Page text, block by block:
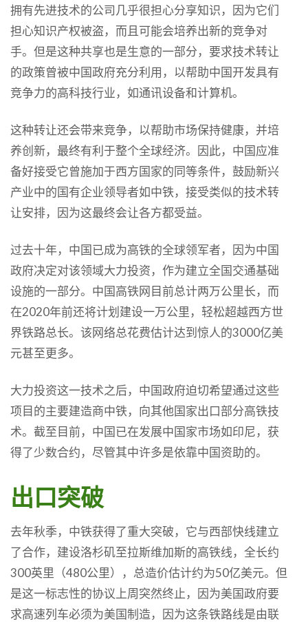
拥有先进技术的公司几乎很担心分享知识，因为它们
担心知识产权被盗，而且可能会培养出新的竞争对
手。但是这种共享也是生意的一部分，要求技术转让
的政策曾被中国政府充分利用，以帮助中国开发具有
竞争力的高科技行业，如通讯设备和计算机。
这种转让还会带来竞争，以帮助市场保持健康，并培
养创新，最终有利于整个全球经济。因此，中国应准
备好接受它曾施加于西方国家的同等条件，鼓励新兴
产业中的国有企业领导者如中铁，接受类似的技术转
让安排，因为这最终会让各方都受益。
过去十年，中国已成为高铁的全球领军者，因为中国
政府决定对该领域大力投资，作为建立全国交通基础
设施的一部分。中国高铁网目前总计两万公里长，而
在2020年前还将计划建设一万公里，轻松超越西方世
界铁路总长。该网络总花费估计达到惊人的3000亿美
元甚至更多。
大力投资这一技术之后，中国政府迫切希望通过这些
项目的主要建造商中铁，向其他国家出口部分高铁技
术。截至目前，中国已在发展中国家市场如印尼，获
得了少数合约，尽管其中许多是依靠中国资助的。
出口突破
去年秋季，中铁获得了重大突破，它与西部快线建立
了合作，建设洛杉矶至拉斯维加斯的高铁线，全长约
300英里（480公里），总造价估计约为50亿美元。但
是这一标志性的协议上周突然终止，因为美国政府要
求高速列车必须为美国制造，因为这条铁路线是由联